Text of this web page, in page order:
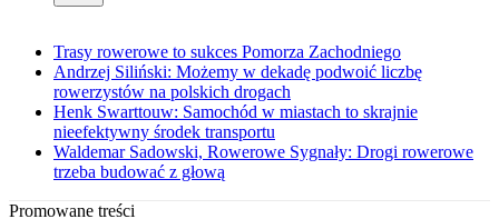
Trasy rowerowe to sukces Pomorza Zachodniego
Andrzej Siliński: Możemy w dekadę podwoić liczbę
rowerzystów na polskich drogach
Henk Swarttouw: Samochód w miastach to skrajnie
nieefektywny środek transportu
Waldemar Sadowski, Rowerowe Sygnały: Drogi rowerowe
trzeba budować z głową
Promowane treści